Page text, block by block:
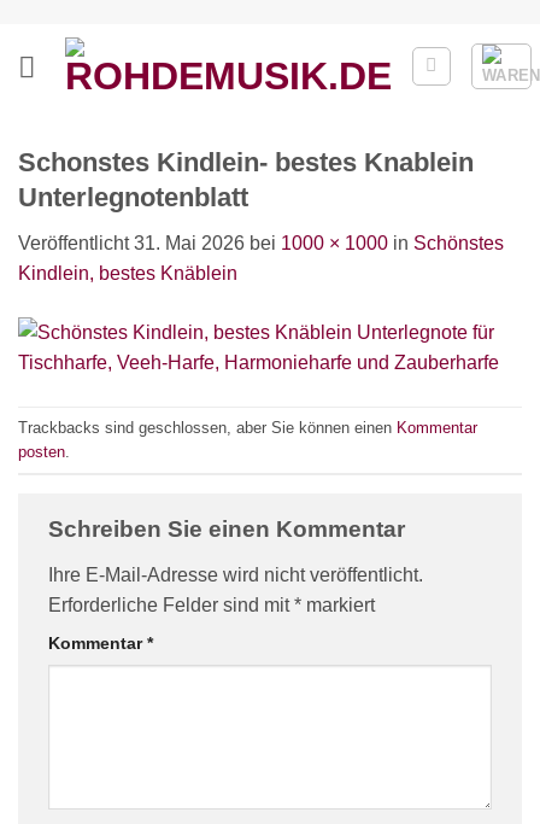
springen
Schonstes Kindlein- bestes Knablein
Unterlegnotenblatt
Veröffentlicht31. Mai 2026 bei 1000 × 1000 in Schönstes
Kindlein, bestes Knäblein
Trackbacks sind geschlossen, aber Sie können einen Kommentar
posten
Schreiben Sie einen Kommentar
Ihre E-Mail-Adresse wird nicht veröffentlicht.
Erforderliche Felder sind mit* markiert
Kommentar*